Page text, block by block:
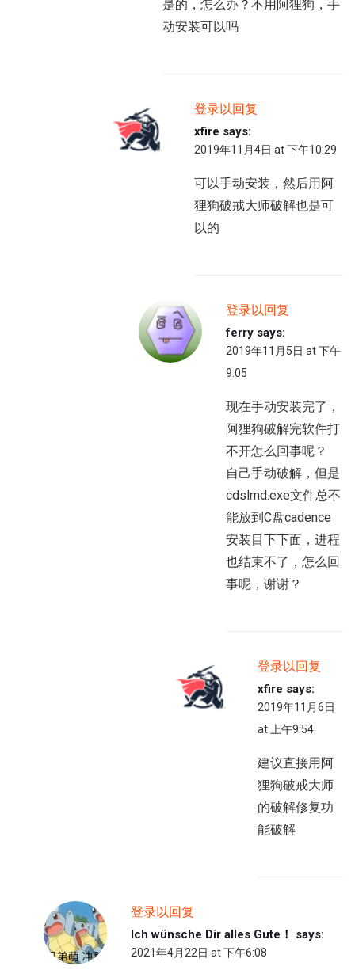
是的，怎么办？不用阿狸狗，手
动安装可以吗
登录以回复
xfire says:
2019年11月4日 at 下午10:29
可以手动安装，然后用阿
狸狗破戒大师破解也是可
以的
登录以回复
ferry says:
2019年11月5日 at 下午
9:05
现在手动安装完了，
阿狸狗破解完软件打
不开怎么回事呢？
自己手动破解，但是
cdslmd.exe文件总不
能放到C盘cadence
安装目下下面，进程
也结束不了，怎么回
事呢，谢谢？
登录以回复
xfire says:
2019年11月6日
at 上午9:54
建议直接用阿
狸狗破戒大师
的破解修复功
能破解
登录以回复
Ich wünsche Dir alles Gute！ says:
2021年4月22日 at 下午6:08